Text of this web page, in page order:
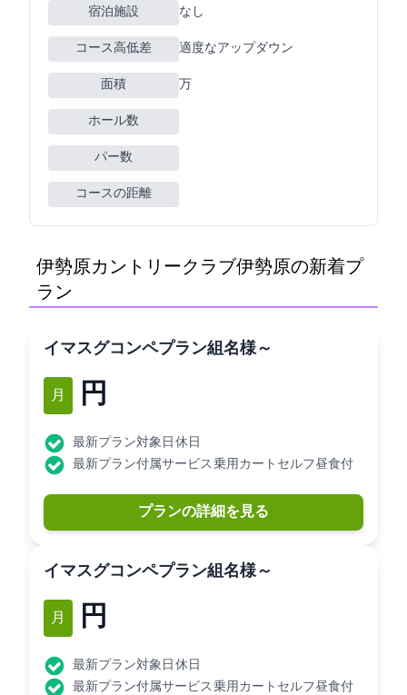
宿泊施設 なし
コース高低差 適度なアップダウン
面積 99万m2
ホール数
パー数
コースの距離
伊勢原カントリークラブ(伊勢原CC)の新着プ
ラン
[イマスグ]コンペプラン/3組9名様～**
12月 12,300円
最新プラン対象日: 休日
最新プラン付属サービス: 乗用カートセルフ昼食付
プランの詳細を見る
[イマスグ]コンペプラン/3組9名様～**
12月 17,300円
最新プラン対象日: 休日
最新プラン付属サービス: 乗用カートセルフ昼食付